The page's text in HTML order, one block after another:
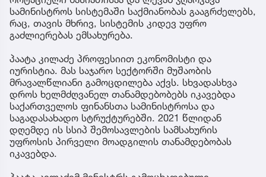
სამინისტროს სისტემაში საქმიანობას გააგრძელებს,
რაც, თავის მხრივ, სისტემის კიდევ უფრო
გაძლიერებას ემსახურება.
პაატა კილაძე პროფესიით ეკონომისტი და
იურისტია. მას საჯარო სექტორში მუშაობის
მრავალწლიანი გამოცდილება აქვს. სხვადასხვა
დროს ხელმძღვანელ თანამდებობებს იკავებდა
საქართველოს ფინანსთა სამინისტროსა და
საგადასახადო სტრუქტურებში. 2021 წლიდან
დღემდე ის სსიპ შემოსავლების სამსახურის
უფროსის პირველი მოადგილის თანამდებობას
იკავებდა.